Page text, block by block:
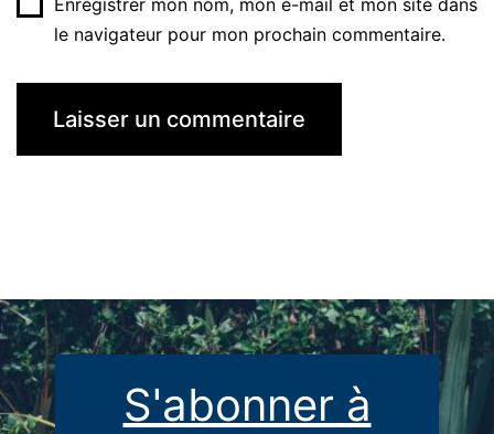
Enregistrer mon nom, mon e-mail et mon site dans
le navigateur pour mon prochain commentaire.
S'abonner à